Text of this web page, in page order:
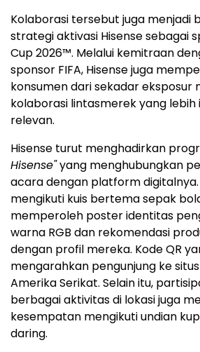
Kolaborasi tersebut juga menjadi
strategi aktivasi Hisense sebagai
Cup 2026™. Melalui kemitraan
sponsor FIFA, Hisense juga
konsumen dari sekadar eksposur
kolaborasi lintasmerek yang
relevan.
Hisense turut menghadirkan
Hisense"yang menghubungkan
acara dengan platform
mengikuti kuis bertema sepak
memperoleh poster identitas
warna RGB dan rekomendasi
dengan profil mereka. Kode QR
mengarahkan pengunjung ke
Amerika Serikat. Selain itu,
berbagai aktivitas di lokasi juga
kesempatan mengikuti undian
daring.